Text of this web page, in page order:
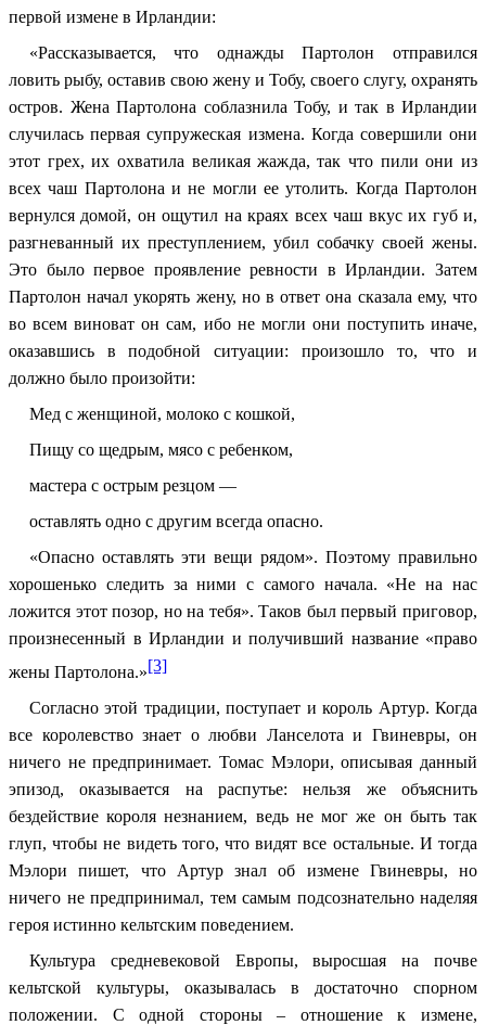
первой измене в Ирландии:
«Рассказывается, что однажды Партолон отправился
ловить рыбу, оставив свою жену и Тобу, своего слугу, охранять
остров. Жена Партолона соблазнила Тобу, и так в Ирландии
случилась первая супружеская измена. Когда совершили они
этот грех, их охватила великая жажда, так что пили они из
всех чаш Партолона и не могли ее утолить. Когда Партолон
вернулся домой, он ощутил на краях всех чаш вкус их губ и,
разгневанный их преступлением, убил собачку своей жены.
Это было первое проявление ревности в Ирландии. Затем
Партолон начал укорять жену, но в ответ она сказала ему, что
во всем виноват он сам, ибо не могли они поступить иначе,
оказавшись в подобной ситуации: произошло то, что и
должно было произойти:
Мед с женщиной, молоко с кошкой,
Пищу со щедрым, мясо с ребенком,
мастера с острым резцом —
оставлять одно с другим всегда опасно.
«Опасно оставлять эти вещи рядом». Поэтому правильно
хорошенько следить за ними с самого начала. «Не на нас
ложится этот позор, но на тебя». Таков был первый приговор,
произнесенный в Ирландии и получивший название «право
жены Партолона.»[3]
Согласно этой традиции, поступает и король Артур. Когда
все королевство знает о любви Ланселота и Гвиневры, он
ничего не предпринимает. Томас Мэлори, описывая данный
эпизод, оказывается на распутье: нельзя же объяснить
бездействие короля незнанием, ведь не мог же он быть так
глуп, чтобы не видеть того, что видят все остальные. И тогда
Мэлори пишет, что Артур знал об измене Гвиневры, но
ничего не предпринимал, тем самым подсознательно наделяя
героя истинно кельтским поведением.
Культура средневековой Европы, выросшая на почве
кельтской культуры, оказывалась в достаточно спорном
положении. С одной стороны – отношение к измене,